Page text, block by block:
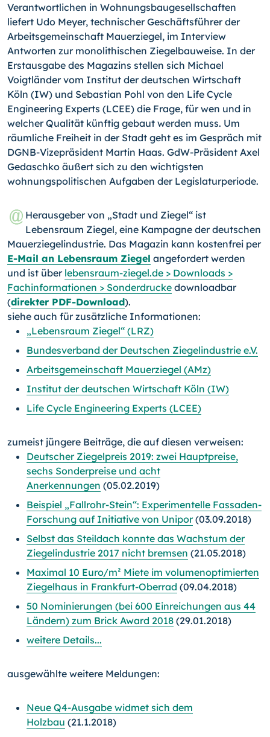
Verantwortlichen in Wohnungsbaugesellschaften
liefert Udo Meyer, technischer Geschäftsführer der
Arbeitsgemeinschaft Mauerziegel, im Interview
Antworten zur monolithischen Ziegelbauweise. In der
Erstausgabe des Magazins stellen sich Michael
Voigtländer vom Institut der deutschen Wirtschaft
Köln (IW) und Sebastian Pohl von den Life Cycle
Engineering Experts (LCEE) die Frage, für wen und in
welcher Qualität künftig gebaut werden muss. Um
räumliche Freiheit in der Stadt geht es im Gespräch mit
DGNB-Vizepräsident Martin Haas. GdW-Präsident Axel
Gedaschko äußert sich zu den wichtigsten
wohnungspolitischen Aufgaben der Legislaturperiode.
Herausgeber von „Stadt und Ziegel“ ist
Lebensraum Ziegel, eine Kampagne der deutschen
Mauerziegelindustrie. Das Magazin kann kostenfrei per
E-Mail an Lebensraum Ziegel angefordert werden
und ist über lebensraum-ziegel.de > Downloads >
Fachinformationen > Sonderdrucke downloadbar
(direkter PDF-Download).
siehe auch für zusätzliche Informationen:
„Lebensraum Ziegel“ (LRZ)
Bundesverband der Deutschen Ziegelindustrie e.V.
Arbeitsgemeinschaft Mauerziegel (AMz)
Institut der deutschen Wirtschaft Köln (IW)
Life Cycle Engineering Experts (LCEE)
zumeist jüngere Beiträge, die auf diesen verweisen:
Deutscher Ziegelpreis 2019: zwei Hauptpreise,
sechs Sonderpreise und acht
Anerkennungen (05.02.2019)
Beispiel „Fallrohr-Stein“: Experimentelle Fassaden-
Forschung auf Initiative von Unipor(03.09.2018)
Selbst das Steildach konnte das Wachstum der
Ziegelindustrie 2017 nicht bremsen (21.05.2018)
Maximal 10 Euro/m² Miete im volumenoptimierten
Ziegelhaus in Frankfurt-Oberrad (09.04.2018)
50 Nominierungen (bei 600 Einreichungen aus 44
Ländern) zum Brick Award 2018 (29.01.2018)
weitere Details...
ausgewählte weitere Meldungen:
Neue Q4-Ausgabe widmet sich dem
Holzbau (21.1.2018)